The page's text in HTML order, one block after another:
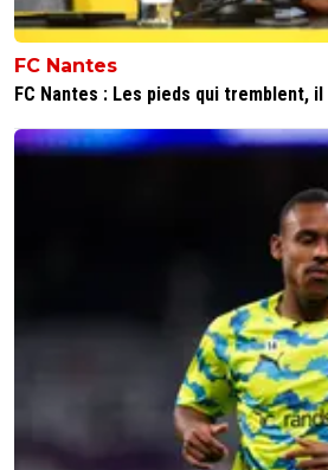
FC Nantes
FC Nantes : Les pieds qui tremblent,